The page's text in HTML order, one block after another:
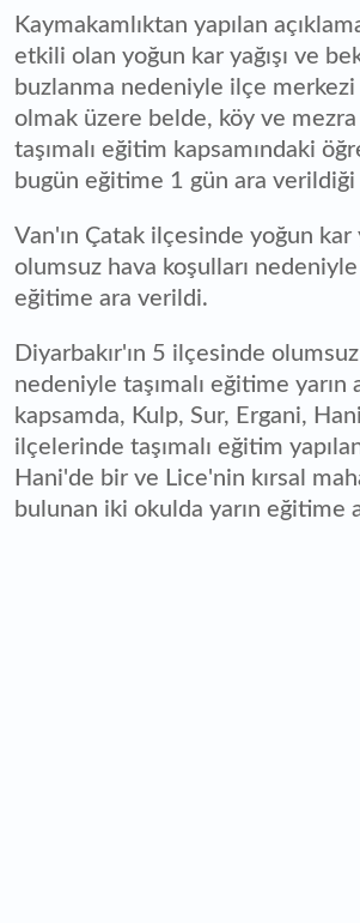
Kaymakamlıktan yapılan
etkili olan yoğun kar yağışı ve
buzlanma nedeniyle ilçe merkezi
olmak üzere belde, köy ve mezra
taşımalı eğitim kapsamındaki
bugün eğitime 1 gün ara
Van'ın Çatak ilçesinde yoğun kar
olumsuz hava koşulları
eğitime ara verildi.
Diyarbakır'ın 5 ilçesinde
nedeniyle taşımalı eğitime yarın
kapsamda, Kulp, Sur, Ergani,
ilçelerinde taşımalı eğitim
Hani'de bir ve Lice'nin kırsal
bulunan iki okulda yarın eğitime